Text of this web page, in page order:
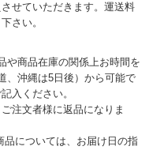
せていただきます。運送料
さい。
や商品在庫の関係上お時間を
、沖縄は5日後）から可能で
入ください。
注文者様に返品になりま
については、お届け日の指